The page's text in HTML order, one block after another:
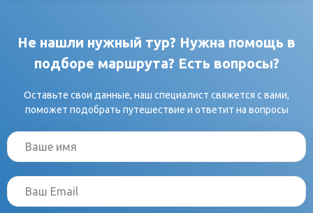
Не нашли нужный тур? Нужна помощь в
подборе маршрута? Есть вопросы?
Оставьте свои данные, наш специалист свяжется с вами,
поможет подобрать путешествие и ответит на вопросы